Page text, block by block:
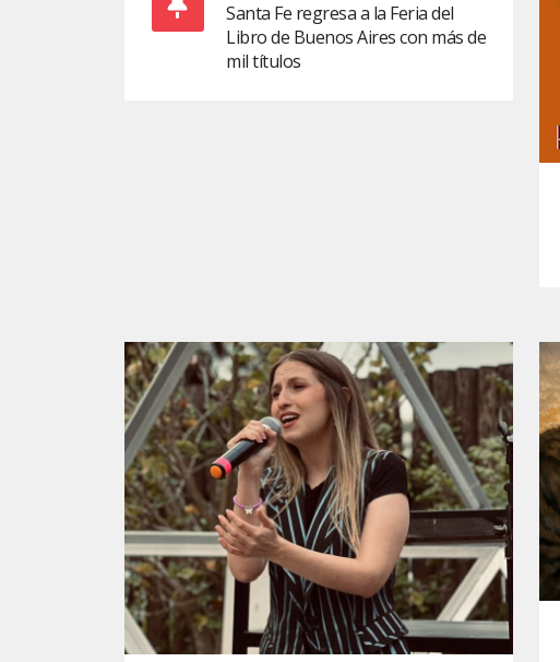
Santa Fe regresa a la Feria del
Libro de Buenos Aires con más de
mil títulos